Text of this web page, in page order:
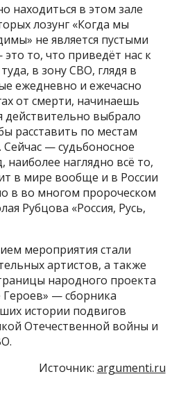
находиться в этом зале
лозунг «Когда мы
не является пустыми
то, что приведёт нас к
в зону СВО, глядя в
ежедневно и ежечасно
от смерти, начинаешь
выбрало
расставить по местам
— судьбоносное
наиболее наглядно всё то,
в мире вообще и в России
в во многом пророческом
Рубцова «Россия, Русь,
мероприятия стали
артистов, а также
народного проекта
— сборника
истории подвигов
Отечественной войны и
Источник: argumenti.ru